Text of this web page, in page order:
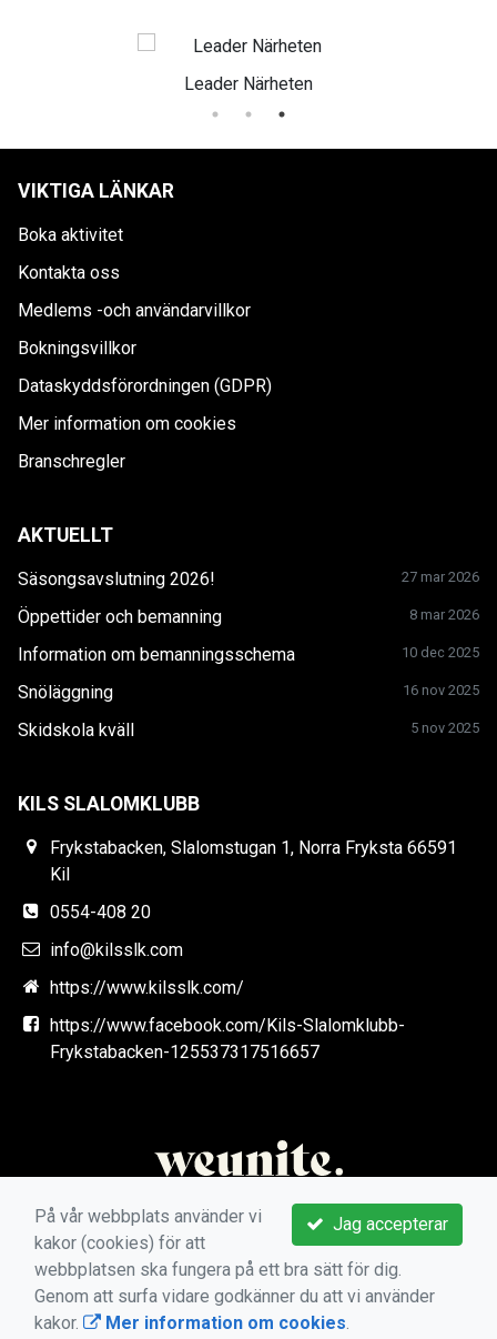
Leader Närheten
VIKTIGA LÄNKAR
Boka aktivitet
Kontakta oss
Medlems -och användarvillkor
Bokningsvillkor
Dataskyddsförordningen (GDPR)
Mer information om cookies
Branschregler
AKTUELLT
Säsongsavslutning 2026! 27 mar 2026
Öppettider och bemanning 8 mar 2026
Information om bemanningsschema 10 dec 2025
Snöläggning 16 nov 2025
Skidskola kväll 5 nov 2025
KILS SLALOMKLUBB
Frykstabacken, Slalomstugan 1, Norra Fryksta 66591
Kil
0554-408 20
info@kilsslk.com
https://www.kilsslk.com/
https://www.facebook.com/Kils-Slalomklubb-
Frykstabacken-125537317516657
Jag accepterar
På vår webbplats använder vi
kakor (cookies) för att
webbplatsen ska fungera på ett bra sätt för dig.
Genom att surfa vidare godkänner du att vi använder
kakor.
Mer information om cookies.